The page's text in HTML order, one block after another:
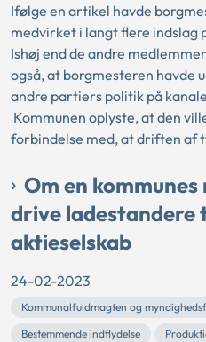
Ifølge en artikel havde
medvirket i langt flere indslag
Ishøj end de andre
også, at borgmesteren havde
andre partiers politik på
Kommunen oplyste, at den
forbindelse med, at driften af
Om en
drive ladestandere
aktieselskab
24-02-2023
Kommunalfuldmagten og
Bestemmende indflydelse